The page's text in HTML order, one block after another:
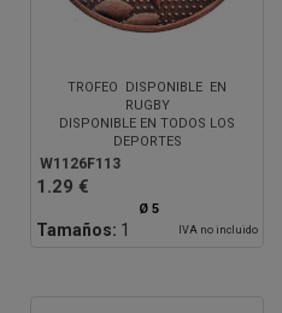
TROFEO DISPONIBLE EN
RUGBY
DISPONIBLE EN TODOS LOS
DEPORTES
W1126F113
1.29 €
Ø 5
Tamaños: 1 IVA no incluido